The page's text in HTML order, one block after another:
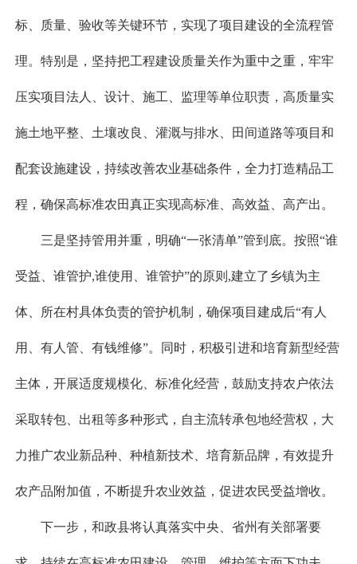
标、质量、验收等关键环节，实现了项目建设的全流程管
理。特别是，坚持把工程建设质量关作为重中之重，牢牢
压实项目法人、设计、施工、监理等单位职责，高质量实
施土地平整、土壤改良、灌溉与排水、田间道路等项目和
配套设施建设，持续改善农业基础条件，全力打造精品工
程，确保高标准农田真正实现高标准、高效益、高产出。
三是坚持管用并重，明确“一张清单”管到底。按照“谁
受益、谁管护,谁使用、谁管护”的原则,建立了乡镇为主
体、所在村具体负责的管护机制，确保项目建成后“有人
用、有人管、有钱维修”。同时，积极引进和培育新型经营
主体，开展适度规模化、标准化经营，鼓励支持农户依法
采取转包、出租等多种形式，自主流转承包地经营权，大
力推广农业新品种、种植新技术、培育新品牌，有效提升
农产品附加值，不断提升农业效益，促进农民受益增收。
下一步，和政县将认真落实中央、省州有关部署要